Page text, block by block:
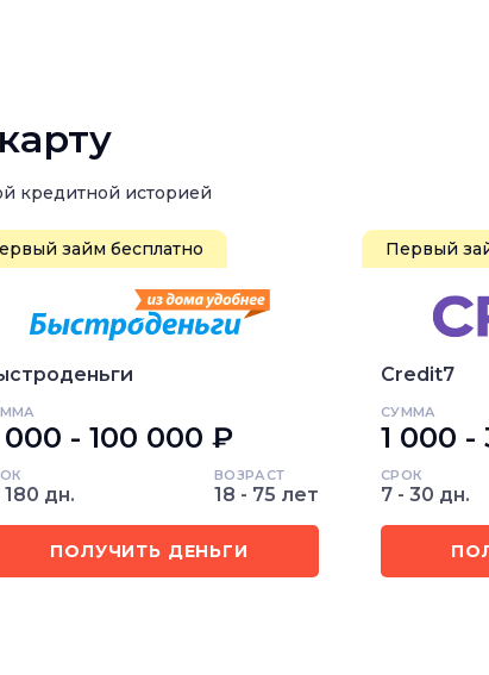
кредитной историей
займ бесплатно
000 - 100 000 ₽
180 дн.
ВОЗРАСТ
18 - 75 лет
ПОЛУЧИТЬ ДЕНЬГИ
Первый
Credit7
СУММА
1 000
СРОК
7 - 30 дн.